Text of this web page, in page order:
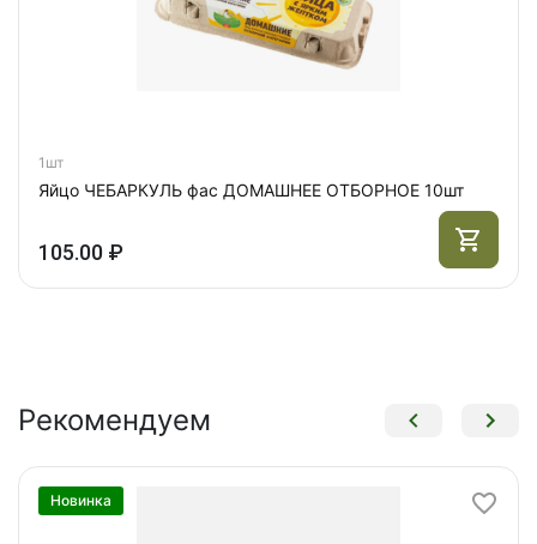
1шт
Яйцо ЧЕБАРКУЛЬ фас ДОМАШНЕЕ ОТБОРНОЕ 10шт
105.00 ₽
Рекомендуем
Новинка